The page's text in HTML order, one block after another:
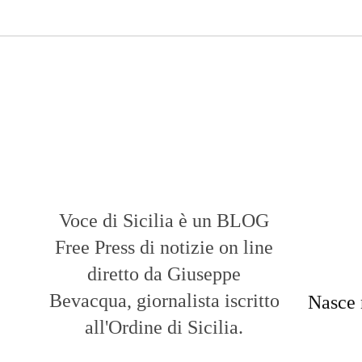
Voce di Sicilia è un BLOG
Free Press di notizie on line
diretto da Giuseppe
Bevacqua, giornalista iscritto
all'Ordine di Sicilia.